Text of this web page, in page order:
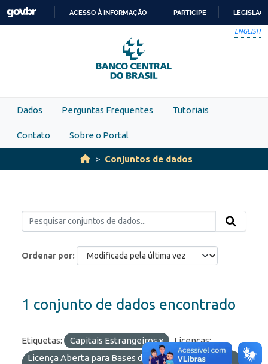
Skip to main content
PARA
O
CONTEÚDO
ACESSO À INFORMAÇÃO PARTICIPE
ENGLISH
Dados Perguntas Frequentes Tutoriais
Contato Sobre o Portal
Conjuntos de dados
Ordenar por
1 conjunto de dados encontrado
Etiquetas: Capitais Estrangeiros
Licenças:
Licença Aberta para Bases de Dados (ODbL) do